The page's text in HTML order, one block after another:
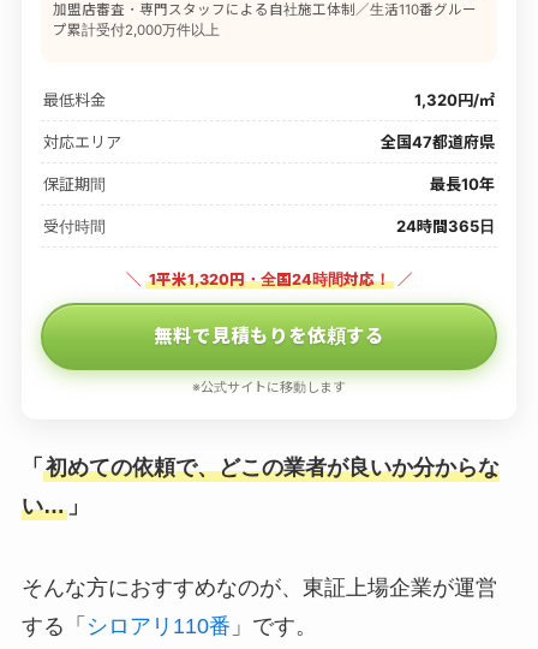
加盟店審査・専門スタッフによる自社施工体制／生活110番グルー
プ累計受付2,000万件以上
最低料金 1,320円/㎡
対応エリア 全国47都道府県
保証期間 最長10年
受付時間 24時間365日
＼ 1平米1,320円・全国24時間対応！ ／
無料で見積もりを依頼する
※公式サイトに移動します
「 初めての依頼で、どこの業者が良いか分からな
い…」
そんな方におすすめなのが、東証上場企業が運営
する「 シロアリ110番 」です。